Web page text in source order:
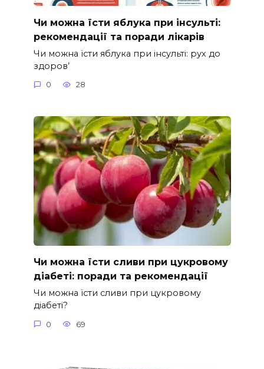
Чи можна їсти яблука при інсульті:
рекомендації та поради лікарів
Чи можна їсти яблука при інсульті: рух до
здоров’
0 28
Чи можна їсти сливи при цукровому
діабеті: поради та рекомендації
Чи можна їсти сливи при цукровому
діабеті?
0 69